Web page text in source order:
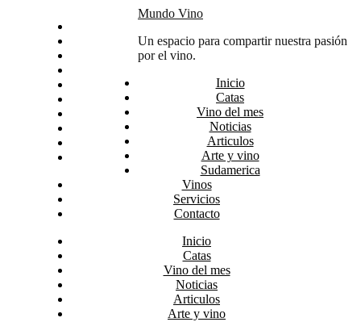
Arte y vino
Sudamerica
Mundo Vino
Un espacio para compartir nuestra pasión
por el vino.
Inicio
Catas
Vino del mes
Noticias
Articulos
Arte y vino
Sudamerica
Vinos
Servicios
Contacto
Inicio
Catas
Vino del mes
Noticias
Articulos
Arte y vino